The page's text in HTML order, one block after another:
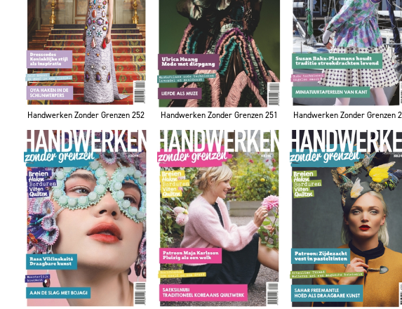
Handwerken Zonder Grenzen 252 Handwerken Zonder Grenzen 251 Handwerken Zonder Grenzen